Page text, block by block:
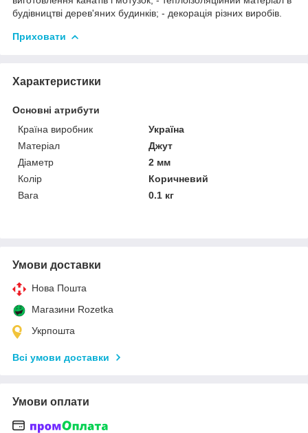
будівництві дерев'яних будинків; - декорація різних виробів.
Приховати
Характеристики
Основні атрибути
Країна виробник
Україна
Матеріал
Джут
Діаметр
2 мм
Колір
Коричневий
Вага
0.1 кг
Умови доставки
Нова Пошта
Магазини Rozetka
Укрпошта
Всі умови доставки
Умови оплати